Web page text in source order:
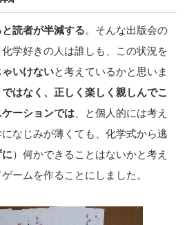
読者が半減する。そんな出版会の
学好きの人は誰しも、この状況を
いけないと考えているかと思いま
はなく、正しく楽しく親しんでこ
ーションでは 、と個人的には考え
なじみが薄くても、化学式から逃
）何かできることはないかと考え
ームを作ることにしました。